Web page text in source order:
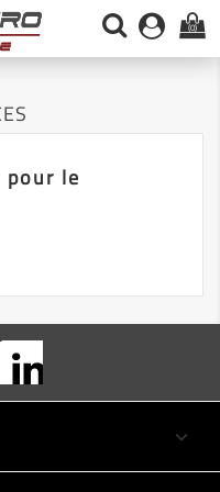
(0)
pour le
Instagram
keyboard_arrow_down